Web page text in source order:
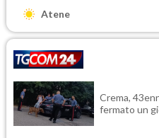
Atene
Crema,
fermato un